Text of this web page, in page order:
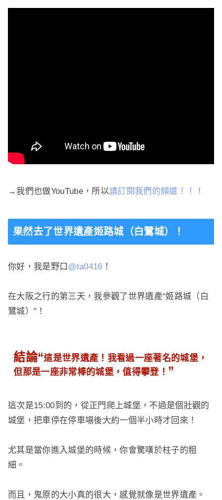
→我們也做YouTube，所以請訂閱我們的頻道！ ！！
果然去了世界遺產姬路城（白鷺城）！
你好，我是野口 @ta0416 ！
在大阪之行的第三天，我參觀了世界遺產“姬路城（白
鷺城）”！
結論“這是世界遺產！我看過一座著名的城堡，
但那是一座非常棒的城堡，值得攀登！ ”
這次是15:00到的，從正門爬上城堡，不過是個壯觀的
城堡，把車停在停車場後大約一個半小時​​才回來！
尤其是當你進入城堡的時候，你會驚嘆於柱子的粗
細。
而且，鬼原的大小真的很大，感覺就像是世界遺產。